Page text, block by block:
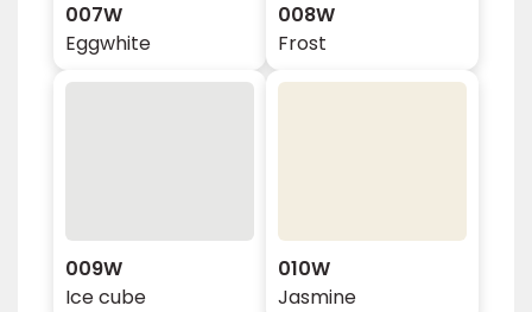
007W
Eggwhite
008W
Frost
009W
Ice cube
010W
Jasmine